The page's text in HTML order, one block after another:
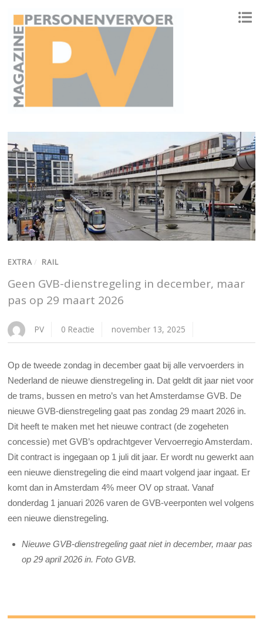
EXTRA / RAIL
Geen GVB-dienstregeling in december, maar
pas op 29 maart 2026
PV 0 Reactie november 13, 2025
Op de tweede zondag in december gaat bij alle vervoerders in
Nederland de nieuwe dienstregeling in. Dat geldt dit jaar niet voor
de trams, bussen en metro’s van het Amsterdamse GVB. De
nieuwe GVB-dienstregeling gaat pas zondag 29 maart 2026 in.
Dit heeft te maken met het nieuwe contract (de zogeheten
concessie) met GVB’s opdrachtgever Vervoerregio Amsterdam.
Dit contract is ingegaan op 1 juli dit jaar. Er wordt nu gewerkt aan
een nieuwe dienstregeling die eind maart volgend jaar ingaat. Er
komt dan in Amsterdam 4% meer OV op straat. Vanaf
donderdag 1 januari 2026 varen de GVB-veerponten wel volgens
een nieuwe dienstregeling.
Nieuwe GVB-dienstregeling gaat niet in december, maar pas
op 29 april 2026 in. Foto GVB.